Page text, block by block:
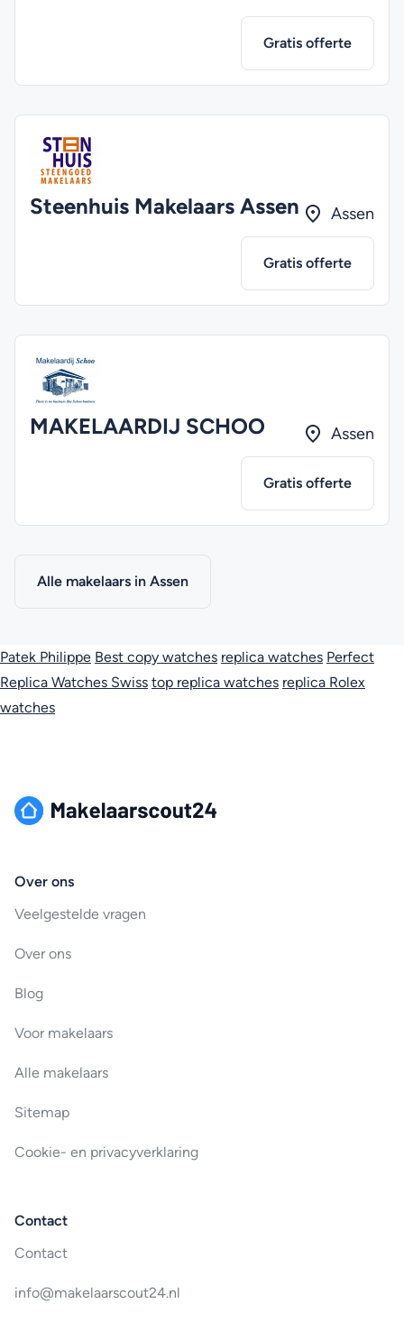
Gratis offerte
Steenhuis Makelaars Assen Assen
Gratis offerte
MAKELAARDIJ SCHOO Assen
Gratis offerte
Alle makelaars in Assen
Patek Philippe Best copy watches replica watches Perfect
Replica Watches Swiss top replica watches replica Rolex
watches
Over ons
Veelgestelde vragen
Over ons
Blog
Voor makelaars
Alle makelaars
Sitemap
Cookie- en privacyverklaring
Contact
Contact
info@makelaarscout24.nl